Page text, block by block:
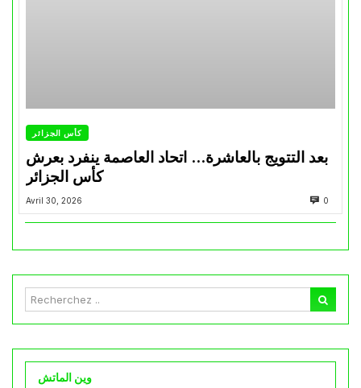
كأس الجزائر
بعد التتويج بالعاشرة… اتحاد العاصمة ينفرد بعرش
كأس الجزائر
Avril 30, 2026 0
وين الماتش